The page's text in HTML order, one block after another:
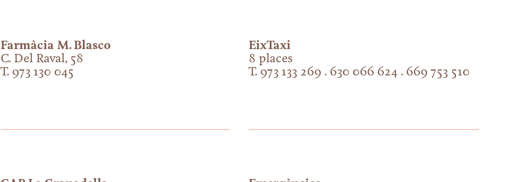
Farmàcia M. Blasco
C. Del Raval, 58
T. 973 130 045
EixTaxi
8 places
T. 973 133 269 . 630 066 624 . 669 753 510